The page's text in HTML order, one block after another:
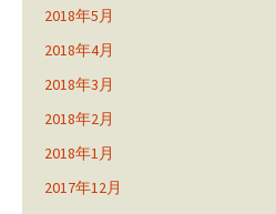
2018年5月
2018年4月
2018年3月
2018年2月
2018年1月
2017年12月